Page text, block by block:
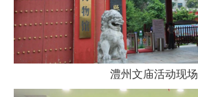
澧州文庙活动现场